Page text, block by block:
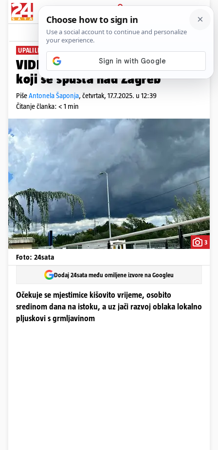
PRIJAVA
News Komentari
UPALILI METEOALARM
VIDEO Pogledajte mračni oblak
koji se spušta nad Zagreb
PišeAntonela Šaponja, četvrtak, 17.7.2025. u 12:39
Čitanje članka: < 1 min
3
Foto: 24sata
Dodaj 24sata među omiljene izvore na Googleu
Očekuje se mjestimice kišovito vrijeme, osobito
sredinom dana na istoku, a uz jači razvoj oblaka lokalno
pljuskovi s grmljavinom